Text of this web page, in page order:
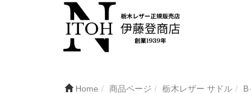
Home 商品ページ 栃木レザー サドル B